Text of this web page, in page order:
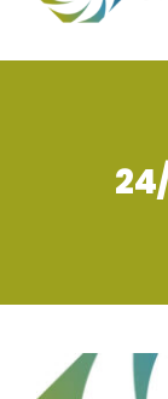
Ingrandisci
immagine